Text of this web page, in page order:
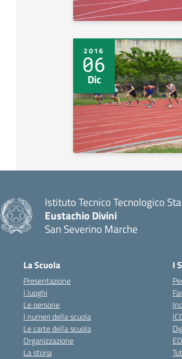
2016
06
Dic
Istituto Tecnico Tecnologico
Eustachio Divini
San Severino Marche
La Scuola
Presentazione
I luoghi
Le persone
I numeri della scuola
Le carte della scuola
Organizzazione
La storia
I